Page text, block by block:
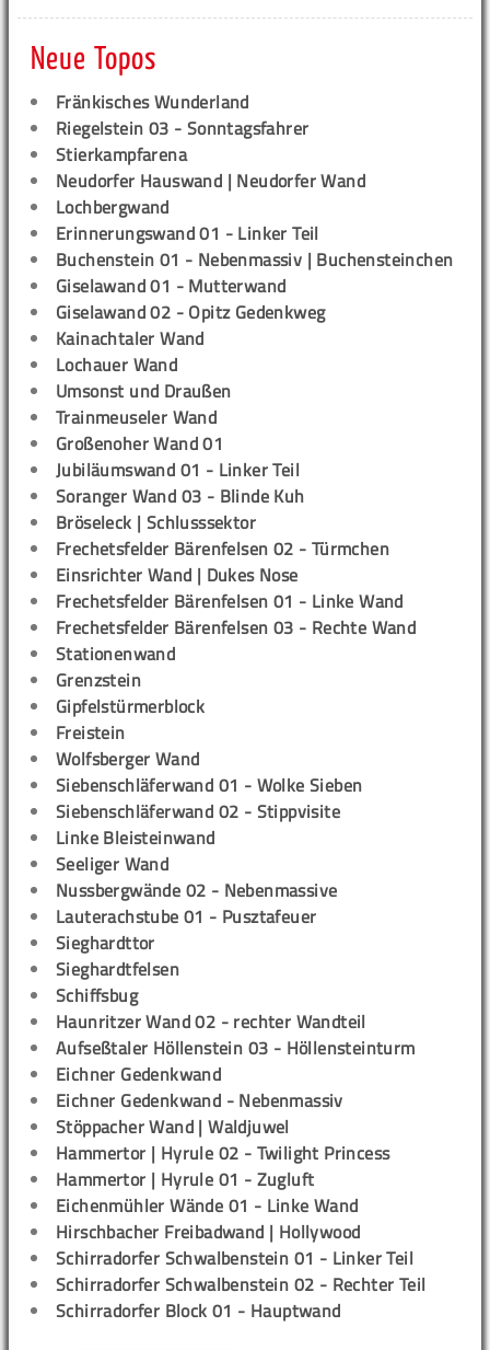
Neue Topos
Fränkisches Wunderland
Riegelstein 03 - Sonntagsfahrer
Stierkampfarena
Neudorfer Hauswand | Neudorfer Wand
Lochbergwand
Erinnerungswand 01 - Linker Teil
Buchenstein 01 - Nebenmassiv | Buchensteinchen
Giselawand 01 - Mutterwand
Giselawand 02 - Opitz Gedenkweg
Kainachtaler Wand
Lochauer Wand
Umsonst und Draußen
Trainmeuseler Wand
Großenoher Wand 01
Jubiläumswand 01 - Linker Teil
Soranger Wand 03 - Blinde Kuh
Bröseleck | Schlusssektor
Frechetsfelder Bärenfelsen 02 - Türmchen
Einsrichter Wand | Dukes Nose
Frechetsfelder Bärenfelsen 01 - Linke Wand
Frechetsfelder Bärenfelsen 03 - Rechte Wand
Stationenwand
Grenzstein
Gipfelstürmerblock
Freistein
Wolfsberger Wand
Siebenschläferwand 01 - Wolke Sieben
Siebenschläferwand 02 - Stippvisite
Linke Bleisteinwand
Seeliger Wand
Nussbergwände 02 - Nebenmassive
Lauterachstube 01 - Pusztafeuer
Sieghardttor
Sieghardtfelsen
Schiffsbug
Haunritzer Wand 02 - rechter Wandteil
Aufseßtaler Höllenstein 03 - Höllensteinturm
Eichner Gedenkwand
Eichner Gedenkwand - Nebenmassiv
Stöppacher Wand | Waldjuwel
Hammertor | Hyrule 02 - Twilight Princess
Hammertor | Hyrule 01 - Zugluft
Eichenmühler Wände 01 - Linke Wand
Hirschbacher Freibadwand | Hollywood
Schirradorfer Schwalbenstein 01 - Linker Teil
Schirradorfer Schwalbenstein 02 - Rechter Teil
Schirradorfer Block 01 - Hauptwand